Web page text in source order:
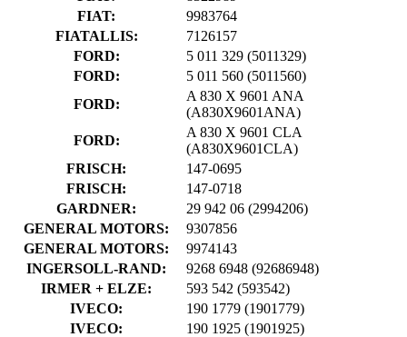
FIAT:
9983764
FIATALLIS:
7126157
FORD:
5 011 329 (5011329)
FORD:
5 011 560 (5011560)
FORD:
A 830 X 9601 ANA
(A830X9601ANA)
FORD:
A 830 X 9601 CLA
(A830X9601CLA)
FRISCH:
147-0695
FRISCH:
147-0718
GARDNER:
29 942 06 (2994206)
GENERAL MOTORS:
9307856
GENERAL MOTORS:
9974143
INGERSOLL-RAND:
9268 6948 (92686948)
IRMER + ELZE:
593 542 (593542)
IVECO:
190 1779 (1901779)
IVECO:
190 1925 (1901925)